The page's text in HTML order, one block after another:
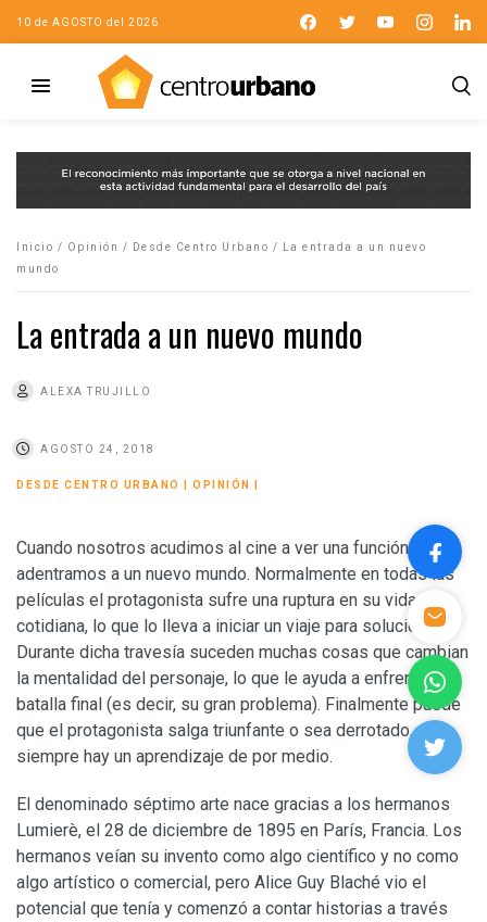
10 de AGOSTO del 2026
Inicio / Opinión / Desde Centro Urbano /
La entrada a un nuevo
mundo
La entrada a un nuevo mundo
ALEXA TRUJILLO
AGOSTO 24, 2018
DESDE CENTRO URBANO OPINIÓN
Cuando nosotros acudimos al cine a ver una función, nos
adentramos a un nuevo mundo. Normalmente en todas las
películas el protagonista sufre una ruptura en su vida
cotidiana, lo que lo lleva a iniciar un viaje para solucionarlo.
Durante dicha travesía suceden muchas cosas que cambian
la mentalidad del personaje, lo que le ayuda a enfrentar la
batalla final (es decir, su gran problema). Finalmente puede
que el protagonista salga triunfante o sea derrotado, pero
siempre hay un aprendizaje de por medio.
El denominado séptimo arte nace gracias a los hermanos
Lumierè, el 28 de diciembre de 1895 en París, Francia. Los
hermanos veían su invento como algo científico y no como
algo artístico o comercial, pero Alice Guy Blaché vio el
potencial que tenía y comenzó a contar historias a través